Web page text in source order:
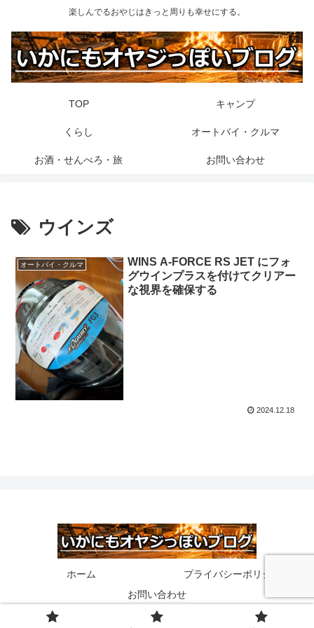
楽しんでるおやじはきっと周りも幸せにする。
TOP キャンプ
くらし オートバイ・クルマ
お酒・せんべろ・旅 お問い合わせ
ウインズ
オートバイ・クルマ
WINS A-FORCE RS JET にフォ
グウインプラスを付けてクリアー
な視界を確保する
2024.12.18
ホーム
プライバシーポリシー
お問い合わせ
© 2020 いかにもオヤジっぽいブログ.